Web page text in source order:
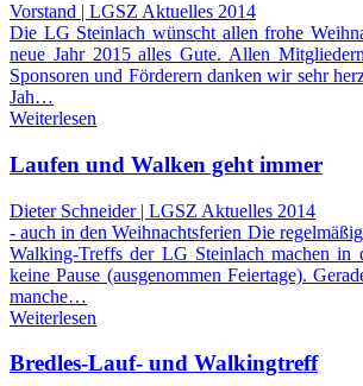
Vorstand | LGSZ Aktuelles 2014
Die LG Steinlach wünscht allen frohe
neue Jahr 2015 alles Gute. Allen
Sponsoren und Förderern danken wir sehr
Jah…
Weiterlesen
Laufen und Walken geht immer
Dieter Schneider | LGSZ Aktuelles 2014
- auch in den Weihnachtsferien Die
Walking-Treffs der LG Steinlach machen in
keine Pause (ausgenommen Feiertage).
manche…
Weiterlesen
Bredles-Lauf- und Walkingtreff